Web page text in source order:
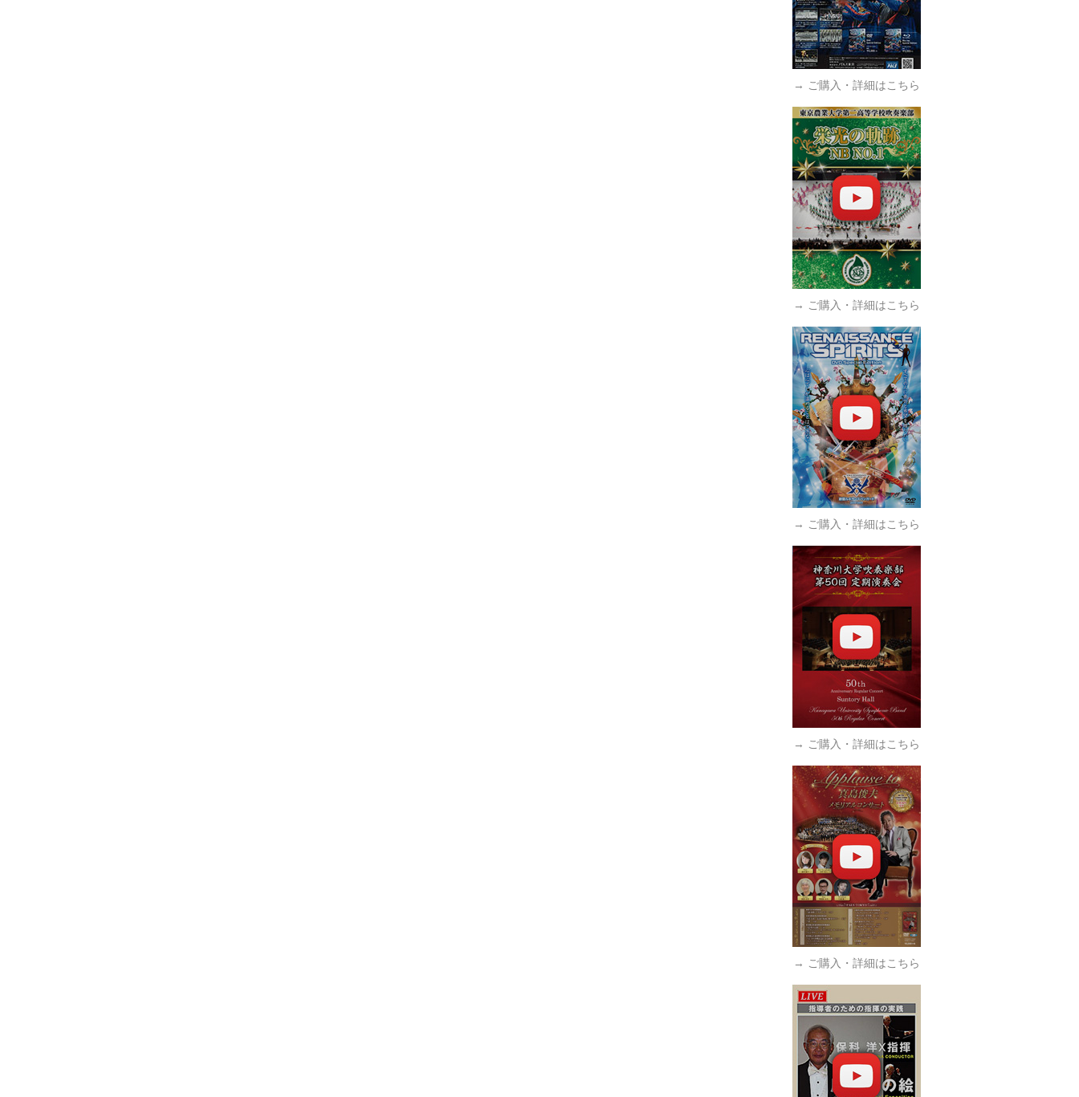
→ ご購入・詳細はこちら
→ ご購入・詳細はこちら
→ ご購入・詳細はこちら
→ ご購入・詳細はこちら
→ ご購入・詳細はこちら